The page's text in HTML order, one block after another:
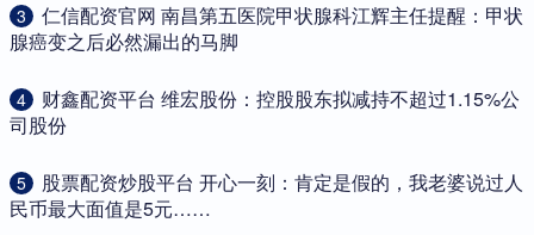
3
​仁信配资官网 南昌第五医院甲状腺科江辉主任提醒：甲状
腺癌变之后必然漏出的马脚
4
​财鑫配资平台 维宏股份：控股股东拟减持不超过1.15%公
司股份
5
​股票配资炒股平台 开心一刻：肯定是假的，我老婆说过人
民币最大面值是5元……